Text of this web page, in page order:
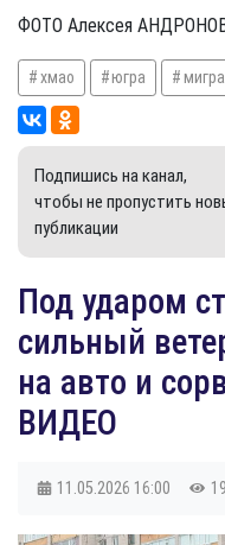
ФОТО Алексея
хмао югра
Подпишись на канал,
чтобы не пропустить
публикации
Под ударом
сильный
на авто и
ВИДЕО
11.05.2026 16:00